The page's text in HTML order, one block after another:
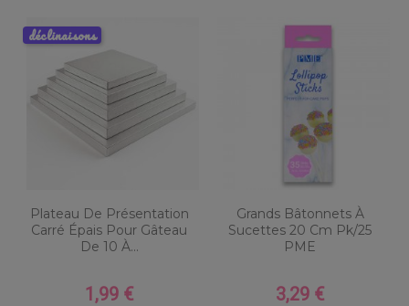
Plateau De Présentation
Carré Épais Pour Gâteau
De 10 À...
Prix
1,99 €
déclinaisons
Grands Bâtonnets À
Sucettes 20 Cm Pk/25
PME
Prix
3,29 €